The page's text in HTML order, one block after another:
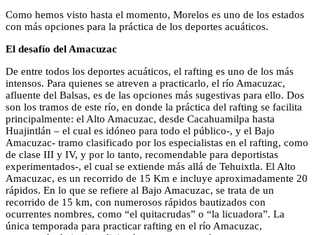
Como hemos visto hasta el momento, Morelos es uno de los estados
con más opciones para la práctica de los deportes acuáticos.
El desafío del Amacuzac
De entre todos los deportes acuáticos, el rafting es uno de los más
intensos. Para quienes se atreven a practicarlo, el río Amacuzac,
afluente del Balsas, es de las opciones más sugestivas para ello. Dos
son los tramos de este río, en donde la práctica del rafting se facilita
principalmente: el Alto Amacuzac, desde Cacahuamilpa hasta
Huajintlán – el cual es idóneo para todo el público-, y el Bajo
Amacuzac- tramo clasificado por los especialistas en el rafting, como
de clase III y IV, y por lo tanto, recomendable para deportistas
experimentados-, el cual se extiende más allá de Tehuixtla. El Alto
Amacuzac, es un recorrido de 15 Km e incluye aproximadamente 20
rápidos. En lo que se refiere al Bajo Amacuzac, se trata de un
recorrido de 15 km, con numerosos rápidos bautizados con
ocurrentes nombres, como “el quitacrudas” o “la licuadora”. La
única temporada para practicar rafting en el río Amacuzac,